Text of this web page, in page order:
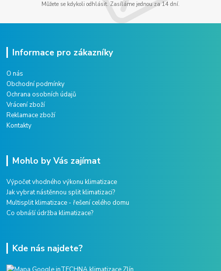
Můžete se kdykoli odhlásit. Zasíláme jednou za 14 dní.
Informace pro zákazníky
O nás
Obchodní podmínky
Ochrana osobních údajů
Vrácení zboží
Reklamace zboží
Kontakty
Mohlo by Vás zajímat
Výpočet vhodného výkonu klimatizace
Jak vybrat nástěnnou split klimatizaci?
Multisplit klimatizace - řešení celého domu
Co obnáší údržba klimatizace?
Kde nás najdete?